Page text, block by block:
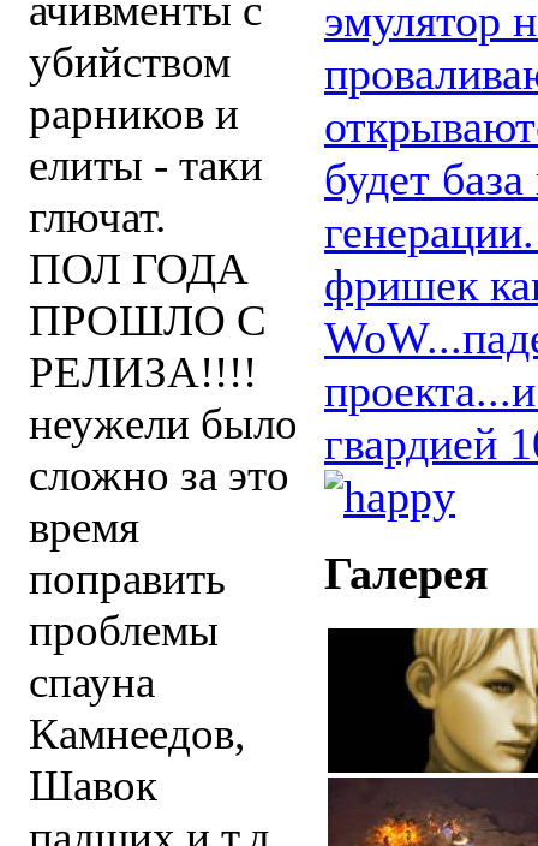
ачивменты с
убийством
рарников и
елиты - таки
глючат.
ПОЛ ГОДА
ПРОШЛО С
РЕЛИЗА!!!!
неужели было
сложно за это
время
поправить
проблемы
спауна
Камнеедов,
Шавок
эмулятор
будет
фришек
гвардией
Галерея